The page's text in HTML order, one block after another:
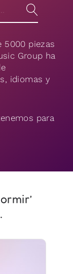
5000 piezas
Group ha
idiomas y
para